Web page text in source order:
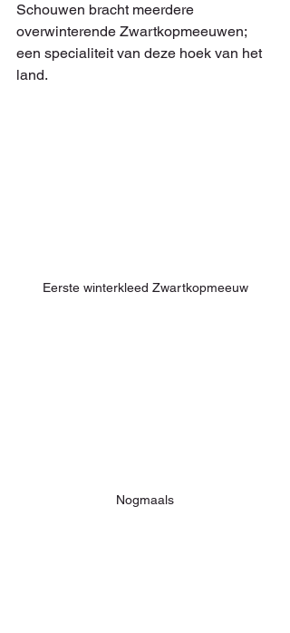
Schouwen bracht meerdere
overwinterende Zwartkopmeeuwen;
een specialiteit van deze hoek van het
land.
Eerste winterkleed Zwartkopmeeuw
Nogmaals